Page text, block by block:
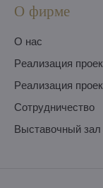
О фирме
O нас
Pеализация
Pеализация
Сотрудничество
Выставочный